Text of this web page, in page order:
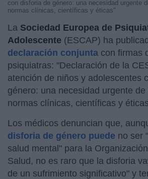
con disforia de género: una necesidad urgente
normas clínicas, científicas y éticas"
La Sociedad Europea de
Adolescente (ESCAP) ha
declaración conjunta con firmas
psiquiatras: "Declaración de la
atención de niños y adolescentes
género: una necesidad urgente
normas clínicas, científicas y
Los médicos denuncian que,
disforia de género puede no ser
salud mental" para la
Salud, no es raro que la disforia
de un sufrimiento significativo" y